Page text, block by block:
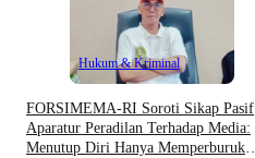
Hukum & Kriminal
​FORSIMEMA-RI Soroti Sikap Pasif
Aparatur Peradilan Terhadap Media:
Menutup Diri Hanya Memperburuk